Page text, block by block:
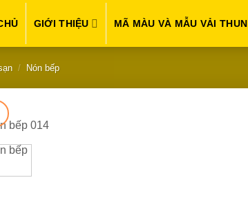
GIỚI THIỆU MÃ MÀU VÀ MẪU VẢI THUN
/ Nón bếp